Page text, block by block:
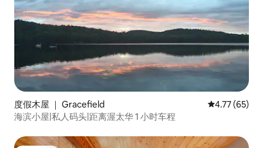
度假木屋 ｜ Gracefield 平均评分
4.77 (65)
海滨小屋|私人码头|距离渥太华 1 小时车程